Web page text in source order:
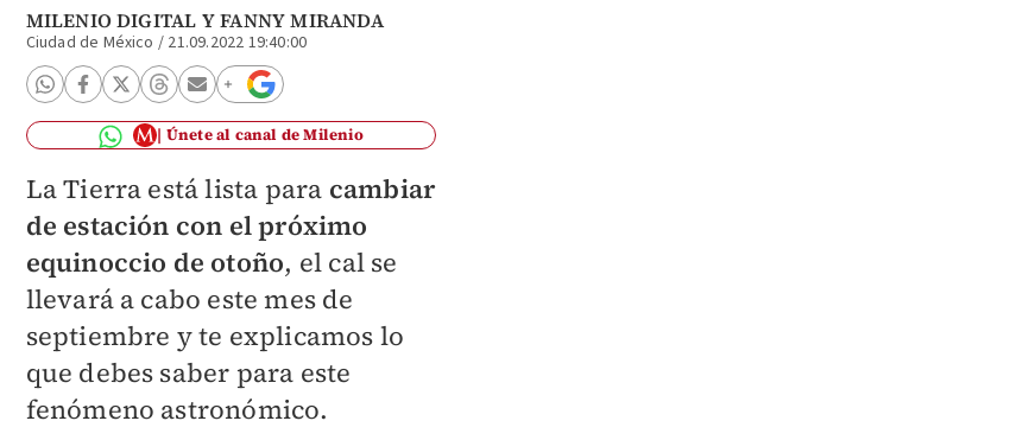
MILENIO DIGITAL YFANNY MIRANDA
Ciudad de México / 21.09.2022 19:40:00
Únete al canal de Milenio
La Tierra está lista para cambiar
de estación con el próximo
equinoccio de otoño, el cal se
llevará a cabo este mes de
septiembre y te explicamos lo
que debes saber para este
fenómeno astronómico.